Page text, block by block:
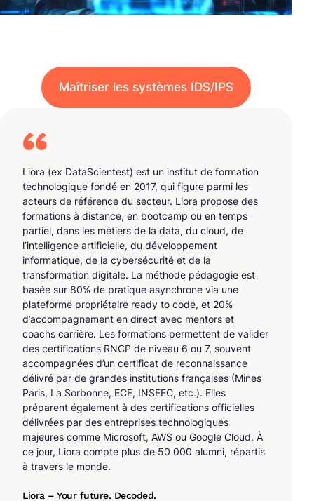
Maîtriser les systèmes IDS/IPS
Liora (ex DataScientest) est un institut de formation
technologique fondé en 2017, qui figure parmi les
acteurs de référence du secteur. Liora propose des
formations à distance, en bootcamp ou en temps
partiel, dans les métiers de la data, du cloud, de
l’intelligence artificielle, du développement
informatique, de la cybersécurité et de la
transformation digitale. La méthode pédagogie est
basée sur 80% de pratique asynchrone via une
plateforme propriétaire ready to code, et 20%
d’accompagnement en direct avec mentors et
coachs carrière. Les formations permettent de valider
des certifications RNCP de niveau 6 ou 7, souvent
accompagnées d’un certificat de reconnaissance
délivré par de grandes institutions françaises (Mines
Paris, La Sorbonne, ECE, INSEEC, etc.). Elles
préparent également à des certifications officielles
délivrées par des entreprises technologiques
majeures comme Microsoft, AWS ou Google Cloud. À
ce jour, Liora compte plus de 50 000 alumni, répartis
à travers le monde.
Liora – Your future. Decoded.